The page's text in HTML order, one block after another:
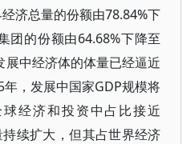
济总量的份额由78.84%下
团的份额由64.68%下降至
中经济体的体量已经逼近
，发展中国家GDP规模将
经济和投资中占比接近
续扩大，但其占世界经济